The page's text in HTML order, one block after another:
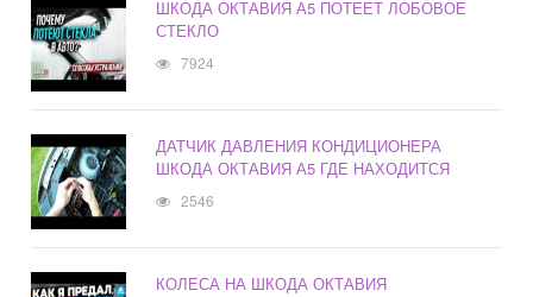
ШКОДА ОКТАВИЯ А5 ПОТЕЕТ ЛОБОВОЕ
СТЕКЛО
7924
ДАТЧИК ДАВЛЕНИЯ КОНДИЦИОНЕРА
ШКОДА ОКТАВИЯ А5 ГДЕ НАХОДИТСЯ
2546
КОЛЕСА НА ШКОДА ОКТАВИЯ